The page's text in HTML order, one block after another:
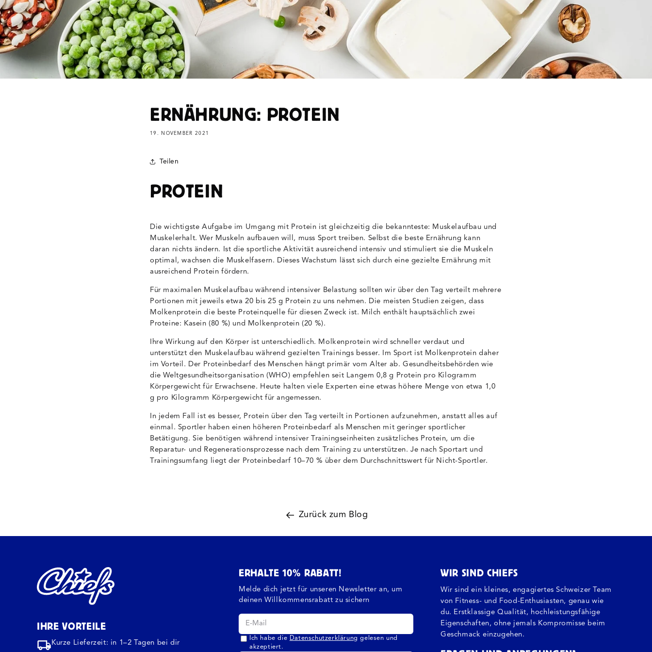
ERNÄHRUNG: PROTEIN
19. NOVEMBER 2021
Teilen
PROTEIN
Die wichtigste Aufgabe im Umgang mit Protein ist gleichzeitig die bekannteste: Muskelaufbau und
Muskelerhalt. Wer Muskeln aufbauen will, muss Sport treiben. Selbst die beste Ernährung kann
daran nichts ändern. Ist die sportliche Aktivität ausreichend intensiv und stimuliert sie die Muskeln
optimal, wachsen die Muskelfasern. Dieses Wachstum lässt sich durch eine gezielte Ernährung mit
ausreichend Protein fördern.
Für maximalen Muskelaufbau während intensiver Belastung sollten wir über den Tag verteilt mehrere
Portionen mit jeweils etwa 20 bis 25 g Protein zu uns nehmen. Die meisten Studien zeigen, dass
Molkenprotein die beste Proteinquelle für diesen Zweck ist. Milch enthält hauptsächlich zwei
Proteine: Kasein (80 %) und Molkenprotein (20 %).
Ihre Wirkung auf den Körper ist unterschiedlich. Molkenprotein wird schneller verdaut und
unterstützt den Muskelaufbau während gezielten Trainings besser. Im Sport ist Molkenprotein daher
im Vorteil. Der Proteinbedarf des Menschen hängt primär vom Alter ab. Gesundheitsbehörden wie
die Weltgesundheitsorganisation (WHO) empfehlen seit Langem 0,8 g Protein pro Kilogramm
Körpergewicht für Erwachsene. Heute halten viele Experten eine etwas höhere Menge von etwa 1,0
g pro Kilogramm Körpergewicht für angemessen.
In jedem Fall ist es besser, Protein über den Tag verteilt in Portionen aufzunehmen, anstatt alles auf
einmal. Sportler haben einen höheren Proteinbedarf als Menschen mit geringer sportlicher
Betätigung. Sie benötigen während intensiver Trainingseinheiten zusätzliches Protein, um die
Reparatur- und Regenerationsprozesse nach dem Training zu unterstützen. Je nach Sportart und
Trainingsumfang liegt der Proteinbedarf 10–70 % über dem Durchschnittswert für Nicht-Sportler.
Zurück zum Blog
IHRE VORTEILE
Kurze Lieferzeit: in 1–2 Tagen bei dir
ERHALTE 10% RABATT!
Melde dich jetzt für unseren Newsletter an, um
deinen Willkommensrabatt zu sichern
Ich habe die Datenschutzerklärung gelesen und
akzeptiert.
WIR SIND CHIEFS
Wir sind ein kleines, engagiertes Schweizer Team
von Fitness- und Food-Enthusiasten, genau wie
du. Erstklassige Qualität, hochleistungsfähige
Eigenschaften, ohne jemals Kompromisse beim
Geschmack einzugehen.